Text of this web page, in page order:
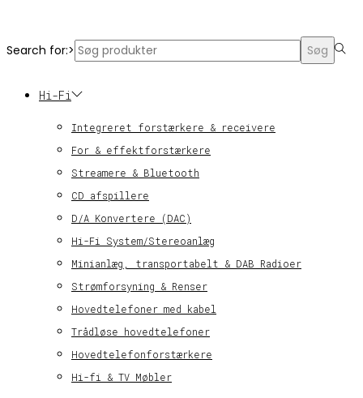
Search for:> Søg
Hi-Fi
Integreret forstærkere & receivere
For & effektforstærkere
Streamere & Bluetooth
CD afspillere
D/A Konvertere (DAC)
Hi-Fi System/Stereoanlæg
Minianlæg, transportabelt & DAB Radioer
Strømforsyning & Renser
Hovedtelefoner med kabel
Trådløse hovedtelefoner
Hovedtelefonforstærkere
Hi-fi & TV Møbler